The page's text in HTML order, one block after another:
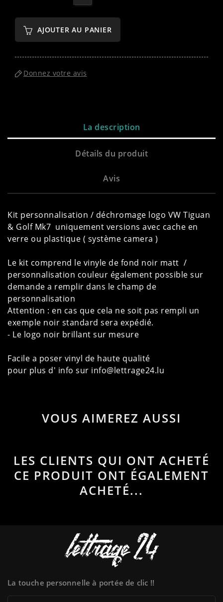
AJOUTER AU PANIER
Donnez votre avis
La description
Détails du produit
Avis
Kit personnalisation / déchromage logo VW Tiguan
& Golf Mk7 uniquement versions avec cache en
verre ou plastique ( système camera )
Le kit comprend le vinyle de fond noir matt /
personnalisation couleur également possible sur
demande a remplir dans le champ de
personnalisation
Attention : en cas que cela ne soit pas rempli un
exemple noir standard sera expédié.
- Le logo noir brillant sur mesure
Facile a poser vinyl de haute qualité
pour plus d' info sur info@lettrage24.lu
VOUS AIMEREZ AUSSI
LES CLIENTS QUI ONT ACHETÉ
CE PRODUIT ONT ÉGALEMENT
ACHETÉ...
La touche personnelle à portée de clic !!